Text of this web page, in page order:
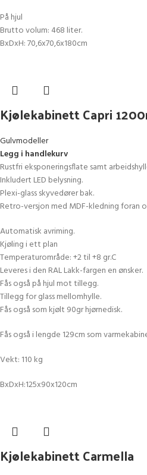
På hjul
Brutto volum: 468 liter.
BxDxH: 70,6x70,6x180cm
Kjølekabinett Capri
Gulvmodeller
Legg i handlekurv
Rustfri eksponeringsflate samt
Inkludert LED belysning.
Plexi-glass skyvedører bak.
Retro-versjon med MDF-kledning foran
Automatisk avriming.
Kjøling i ett plan
Temperaturområde: +2 til +8 gr.C
Leveres i den RAL Lakk-fargen en ønsker.
Fås også på hjul mot tillegg.
Tillegg for glass mellomhylle.
Fås også som kjølt 90gr hjørnedisk.
Fås også i lengde 129cm som
Vekt: 110 kg
BxDxH:125x90x120cm
Kjølekabinett Carmella